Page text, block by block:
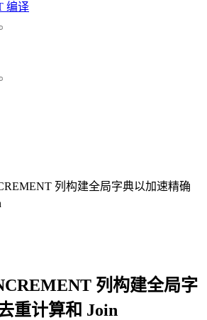
编译
列构建全局字典以加速精确
列构建全局字
重计算和 Join